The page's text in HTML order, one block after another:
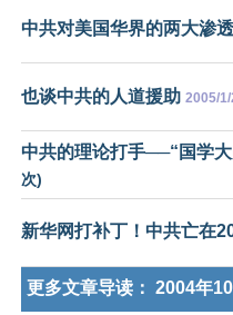
中共对美国华界的两大渗透
也谈中共的人道援助 2005/1/
中共的理论打手──“国学
次)
新华网打补丁！中共亡在
更多文章导读： 2004年